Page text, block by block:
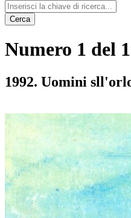
Cerca
Numero 1 del
1992. Uomini